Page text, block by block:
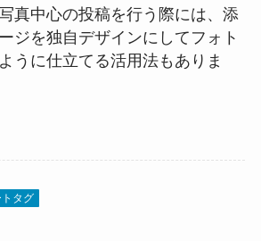
真中心の投稿を行う際には、添
ジを独自デザインにしてフォト
うに仕立てる活用法もありま
タグ